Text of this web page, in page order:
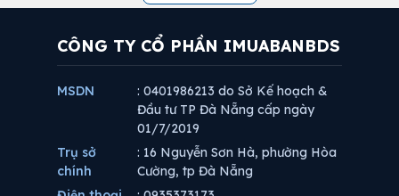
CÔNG TY CỔ PHẦN IMUABANBDS
MSDN
: 0401986213 do Sở Kế hoạch &
Đầu tư TP Đà Nẵng cấp ngày
01/7/2019
Trụ sở
chính
: 16 Nguyễn Sơn Hà, phường Hòa
Cường, tp Đà Nẵng